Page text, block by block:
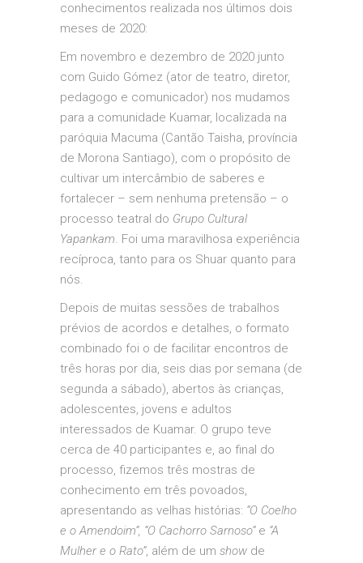
conhecimentos realizada nos últimos dois
meses de 2020:
Em novembro e dezembro de 2020 junto
com Guido Gómez (ator de teatro, diretor,
pedagogo e comunicador) nos mudamos
para a comunidade Kuamar, localizada na
paróquia Macuma (Cantão Taisha, província
de Morona Santiago), com o propósito de
cultivar um intercâmbio de saberes e
fortalecer – sem nenhuma pretensão – o
processo teatral do Grupo Cultural
Yapankam. Foi uma maravilhosa experiência
recíproca, tanto para os Shuar quanto para
nós.
Depois de muitas sessões de trabalhos
prévios de acordos e detalhes, o formato
combinado foi o de facilitar encontros de
três horas por dia, seis dias por semana (de
segunda a sábado), abertos às crianças,
adolescentes, jovens e adultos
interessados ​​de Kuamar. O grupo teve
cerca de 40 participantes e, ao final do
processo, fizemos três mostras de
conhecimento em três povoados,
apresentando as velhas histórias: “O Coelho
e o Amendoim”, “O Cachorro Sarnoso”e “A
Mulher e o Rato”, além de um show de